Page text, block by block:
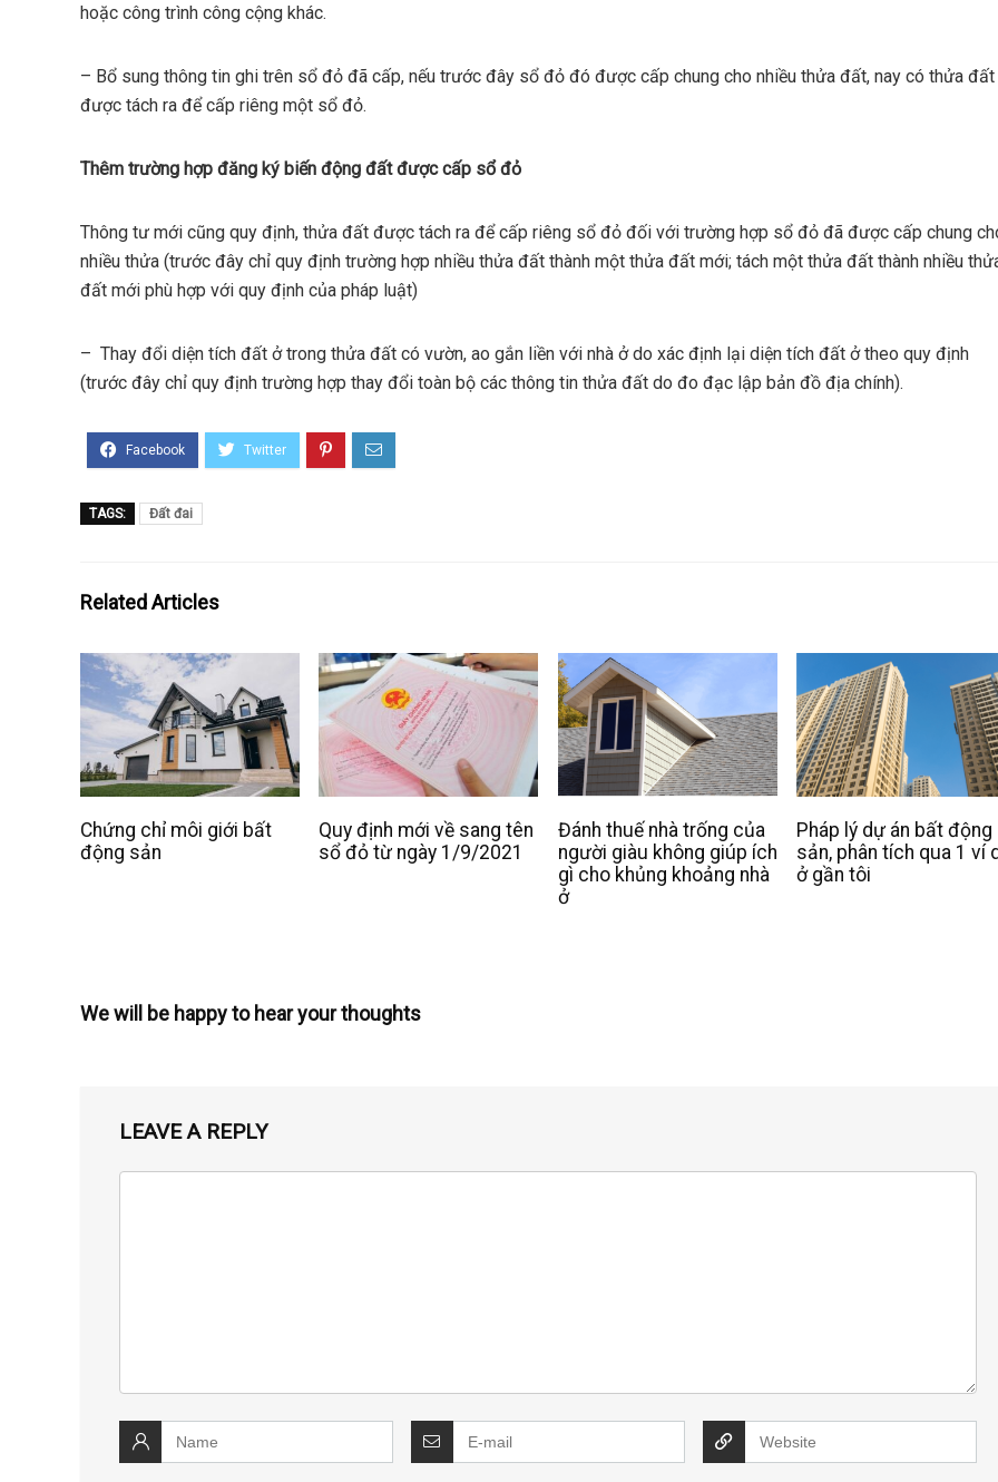
hoặc công trình công cộng khác.
– Bổ sung thông tin ghi trên sổ đỏ đã cấp, nếu trước đây sổ đỏ đó được cấp chung cho nhiều thửa đất, nay có thửa đất
được tách ra để cấp riêng một sổ đỏ.
Thêm trường hợp đăng ký biến động đất được cấp sổ đỏ
Thông tư mới cũng quy định, thửa đất được tách ra để cấp riêng sổ đỏ đối với trường hợp sổ đỏ đã được cấp chung
nhiều thửa (trước đây chỉ quy định trường hợp nhiều thửa đất thành một thửa đất mới; tách một thửa đất thành nhiều
đất mới phù hợp với quy định của pháp luật)
– Thay đổi diện tích đất ở trong thửa đất có vườn, ao gắn liền với nhà ở do xác định lại diện tích đất ở theo quy định
(trước đây chỉ quy định trường hợp thay đổi toàn bộ các thông tin thửa đất do đo đạc lập bản đồ địa chính).
TAGS: Đất đai
Related Articles
Chứng chỉ môi giới bất
động sản
Quy định mới về sang tên
sổ đỏ từ ngày 1/9/2021
Đánh thuế nhà trống của
người giàu không giúp ích
gì cho khủng khoảng nhà
ở
Pháp lý dự án bất động
sản, phân tích qua 1 ví
ở gần tôi
We will be happy to hear your thoughts
LEAVE A REPLY